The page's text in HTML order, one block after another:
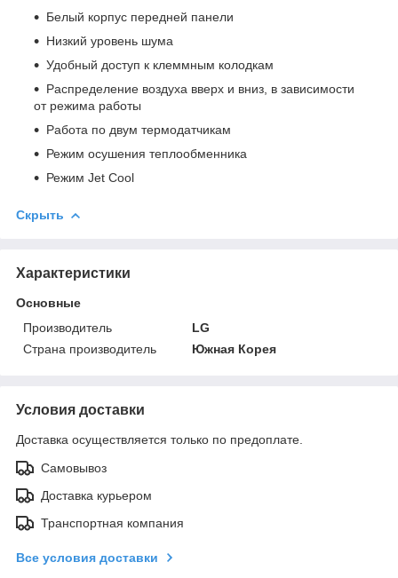
Белый корпус передней панели
Низкий уровень шума
Удобный доступ к клеммным колодкам
Распределение воздуха вверх и вниз, в зависимости
от режима работы
Работа по двум термодатчикам
Режим осушения теплообменника
Режим Jet Cool
Скрыть
Характеристики
Основные
Производитель
LG
Страна производитель
Южная Корея
Условия доставки
Доставка осуществляется только по предоплате.
Самовывоз
Доставка курьером
Транспортная компания
Все условия доставки